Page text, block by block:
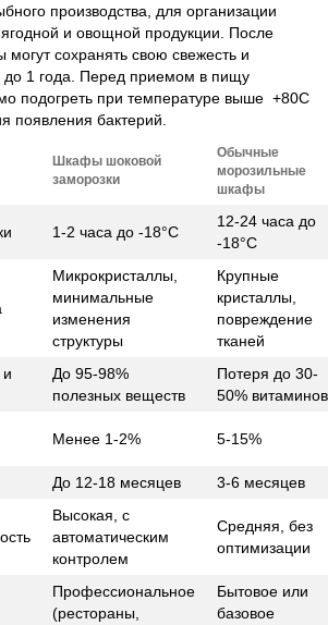
производства, для организации
и овощной продукции. После
могут сохранять свою свежесть и
до 1 года. Перед приемом в пищу
подогреть при температуре выше +80С
появления бактерий.
Шкафы шоковой
заморозки
Обычные
морозильные
шкафы
1-2 часа до -18°C
12-24 часа до
-18°C
Микрокристаллы,
минимальные
изменения
структуры
Крупные
кристаллы,
повреждение
тканей
До 95-98%
полезных веществ
Потеря до 30-
50% витаминов
Менее 1-2% 5-15%
До 12-18 месяцев 3-6 месяцев
Высокая, с
автоматическим
контролем
Средняя, без
оптимизации
Профессиональное
(рестораны,
Бытовое или
базовое